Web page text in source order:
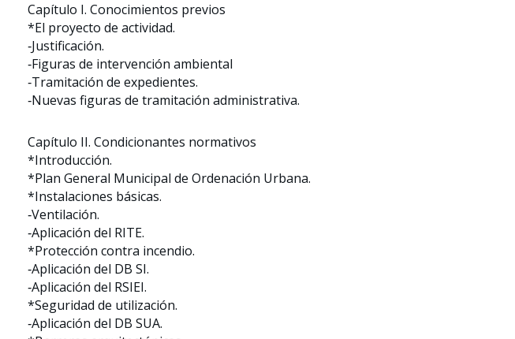
Capítulo I. Conocimientos previos
*El proyecto de actividad.
‑Justificación.
‑Figuras de intervención ambiental
‑Tramitación de expedientes.
‑Nuevas figuras de tramitación administrativa.
Capítulo II. Condicionantes normativos
*Introducción.
*Plan General Municipal de Ordenación Urbana.
*Instalaciones básicas.
‑Ventilación.
‑Aplicación del RITE.
*Protección contra incendio.
‑Aplicación del DB SI.
‑Aplicación del RSIEI.
*Seguridad de utilización.
‑Aplicación del DB SUA.